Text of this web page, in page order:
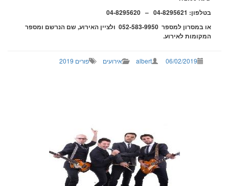
8295621 – 04-8295620
למספר 052-583-9950
ולציין האירוע, שם הנרשם ומספר
לאירוע.
06/02/2019
albert אירועים פורים 2019